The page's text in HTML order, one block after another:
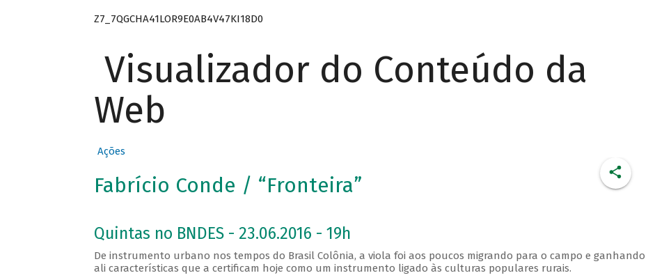
Z7_7QGCHA41LOR9E0AB4V47KI18D0
Visualizador do Conteúdo da
Web
Ações
Fabrício Conde / “Fronteira”
Quintas no BNDES - 23.06.2016 - 19h
De instrumento urbano nos tempos do Brasil Colônia, a viola foi aos poucos migrando para o campo e ganhando
ali características que a certificam hoje como um instrumento ligado às culturas populares rurais.